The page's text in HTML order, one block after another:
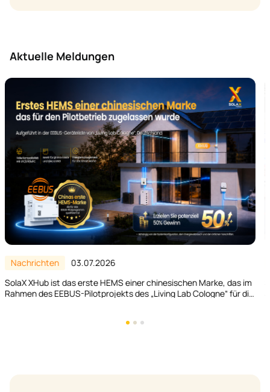
Aktuelle Meldungen
Nachrichten
26.06.2026
SolaX stellt auf der Intersolar Europe 2026 ein AC-seitiges V2H-
System vor